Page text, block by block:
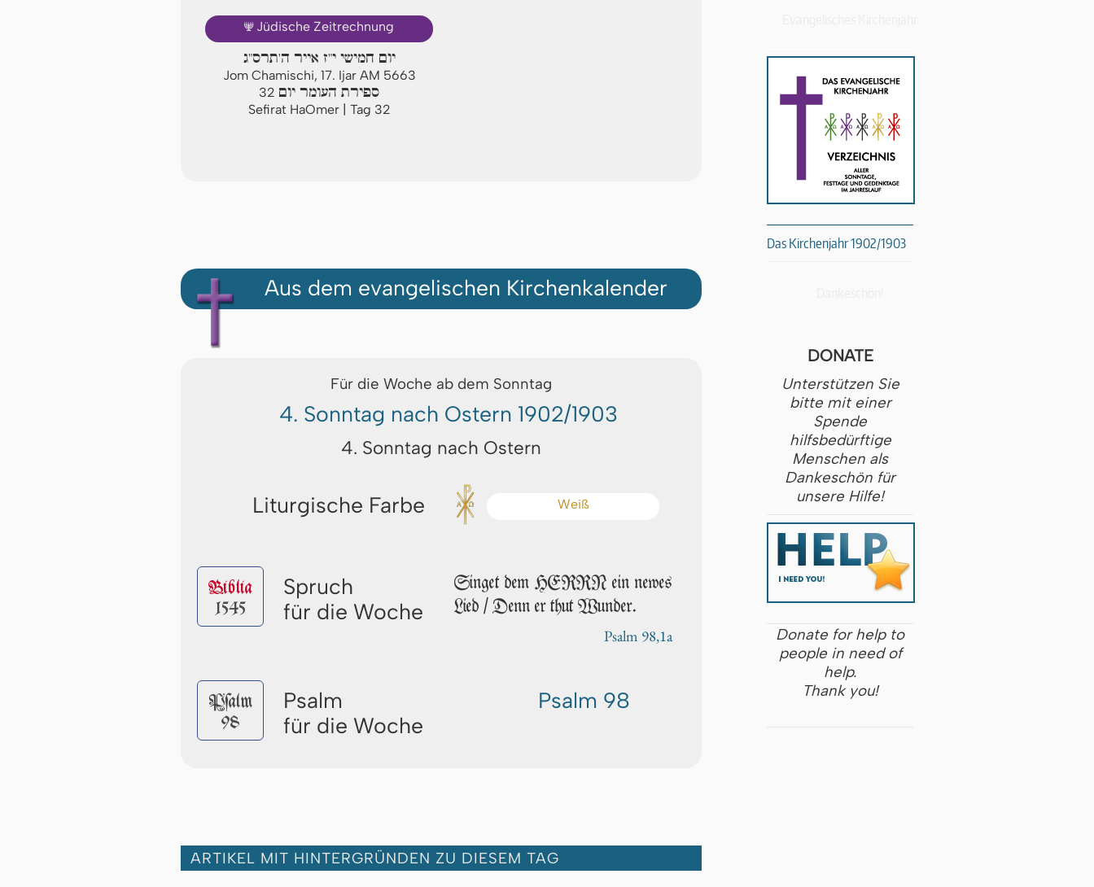
🕎 Jüdische Zeitrechnung
יום חמישי י"ז אייר ה'תרס"ג
Jom Chamischi, 17. Ijar AM 5663
32 ספירת העומר יום
Sefirat HaOmer | Tag 32
Aus dem evangelischen Kirchenkalender
Für die Woche ab dem Sonntag
4. Sonntag nach Ostern 1902/1903
4. Sonntag nach Ostern
Liturgische Farbe Weiß
Biblia
1545
Spruch
für die Woche
Singet dem HERRN ein newes
Lied / Denn er thut Wunder.
Psalm 98,1a
Pſalm
98
Psalm
für die Woche
Psalm 98
ARTIKEL MIT HINTERGRÜNDEN ZU DIESEM TAG
Das Kirchenjahr 1902/1903
DONATE
Unterstützen Sie
bitte mit einer
Spende
hilfsbedürftige
Menschen als
Dankeschön für
unsere Hilfe!
Donate for help to
people in need of
help.
Thank you!